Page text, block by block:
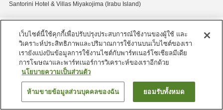
Santorini Hotel & Villas Miyakojima (Irabu Island)
ค้นหาห้องพัก
เว็บไซต์นี้ใช้คุกกี้เพื่อปรับปรุงประสบการณ์ใช้งานของผู้ใช้ และ
วิเคราะห์ประสิทธิภาพและปริมาณการใช้งานบนเว็บไซต์ของเรา
เรายังแบ่งปันข้อมูลการใช้งานไซต์กับพาร์ทเนอร์โซเชียลมีเดีย
การโฆษณาและพาร์ทเนอร์การวิเคราะห์ของเราอีกด้วย
นโยบายความเป็นส่วนตัว
ห้ามขายข้อมูลส่วนบุคคลของฉัน ยอมรับทั้งหมด